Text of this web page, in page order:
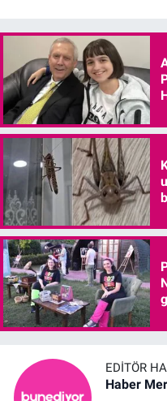
EDITÖR
Haber